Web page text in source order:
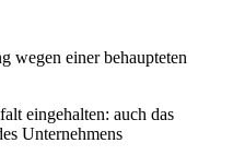
wegen einer behaupteten
eingehalten: auch das
Unternehmens